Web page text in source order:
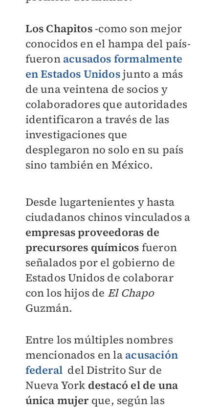
Los Chapitos-como son mejor
conocidos en el hampa del país-
fueron acusados formalmente
en Estados Unidosjunto a más
de una veintena de socios y
colaboradores que autoridades
identificaron a través de las
investigaciones que
desplegaron no solo en su país
sino también en México.
Desde lugartenientes y hasta
ciudadanos chinos vinculados a
empresas proveedoras de
precursores químicos fueron
señalados por el gobierno de
Estados Unidos de colaborar
con los hijos de El Chapo
Guzmán.
Entre los múltiples nombres
mencionados en la acusación
federal del Distrito Sur de
Nueva York destacó el de una
única mujerque, según las